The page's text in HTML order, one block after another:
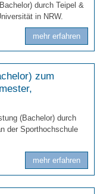
durch Teipel &
in NRW.
mehr erfahren
zum
(Bachelor) durch
der Sporthochschule
mehr erfahren